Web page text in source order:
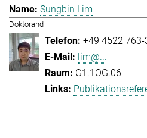
Sungbin Lim
Doktorand
+49 4522 763-
lim@...
G1.1OG.06